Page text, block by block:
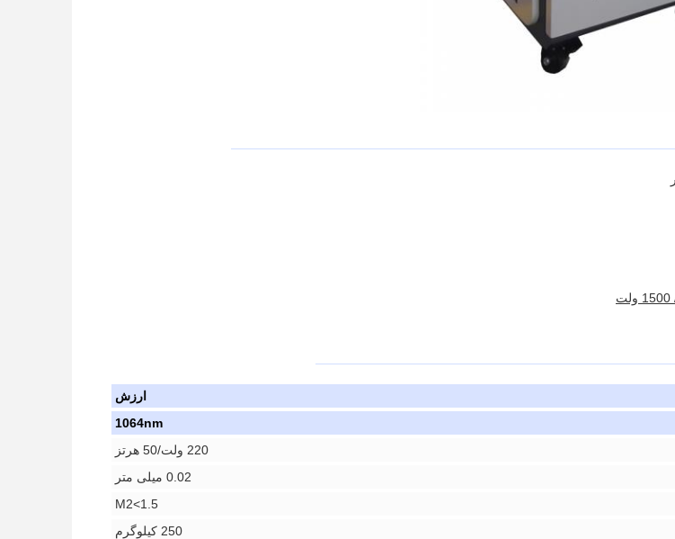
ارزش
1064nm
220 ولت/50 هرتز
0.02 میلی متر
M2<1.5
250 کیلوگرم